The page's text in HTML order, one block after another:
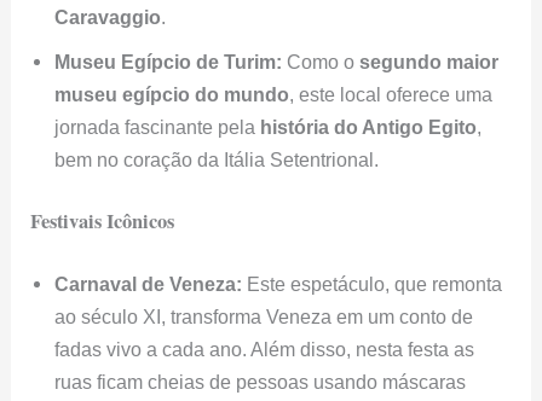
Caravaggio.
Museu Egípcio de Turim: Como osegundo maior
museu egípcio do mundo, este local oferece uma
jornada fascinante pela história do Antigo Egito,
bem no coração da Itália Setentrional.
Festivais Icônicos
Carnaval de Veneza: Este espetáculo, que remonta
ao século XI, transforma Veneza em um conto de
fadas vivo a cada ano. Além disso, nesta festa as
ruas ficam cheias de pessoas usando máscaras